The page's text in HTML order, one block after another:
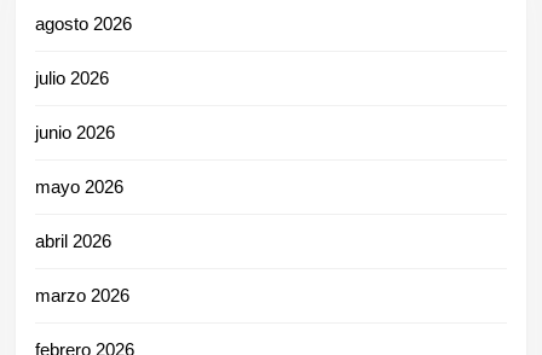
agosto 2026
julio 2026
junio 2026
mayo 2026
abril 2026
marzo 2026
febrero 2026